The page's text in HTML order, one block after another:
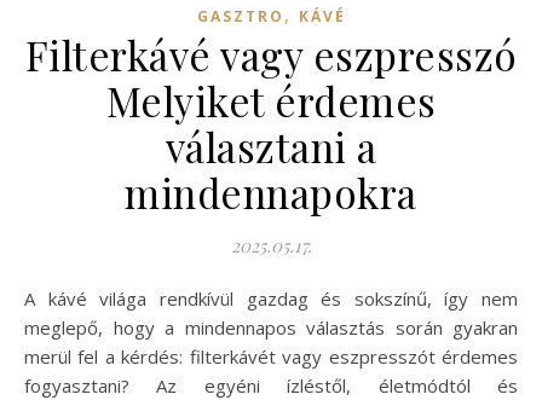
GASZTRO , KÁVÉ
Filterkávé vagy eszpresszó
Melyiket érdemes
választani a
mindennapokra
2025.05.17.
A kávé világa rendkívül gazdag és sokszínű, így nem
meglepő, hogy a mindennapos választás során gyakran
merül fel a kérdés: filterkávét vagy eszpresszót érdemes
fogyasztani? Az egyéni ízléstől, életmódtól és